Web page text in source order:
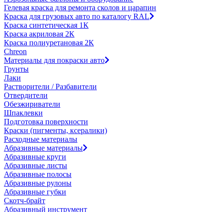
Гелевая краска для ремонта сколов и царапин
Краска для грузовых авто по каталогу RAL
Краска синтетическая 1К
Краска акриловая 2К
Краска полиуретановая 2К
Chreon
Материалы для покраски авто
Грунты
Лаки
Растворители / Разбавители
Отвердители
Обезжириватели
Шпаклевки
Подготовка поверхности
Краски (пигменты, ксералики)
Расходные материалы
Абразивные материалы
Абразивные круги
Абразивные листы
Абразивные полосы
Абразивные рулоны
Абразивные губки
Скотч-брайт
Абразивный инструмент